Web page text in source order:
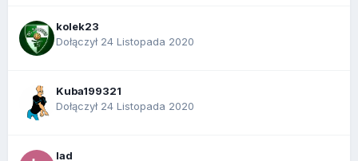
kolek23
Dołączył 24 Listopada 2020
Kuba199321
Dołączył 24 Listopada 2020
lad